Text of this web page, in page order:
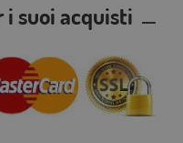
i suoi acquisti